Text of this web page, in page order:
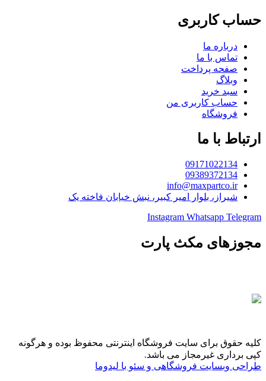
حساب کاربری
درباره ما
تماس با ما
صفحه پرداخت
وبلاگ
سبد خرید
حساب کاربری من
فروشگاه
ارتباط با ما
09171022134
09389372134
info@maxpartco.ir
شیراز، بلوار امیر کبیر، نبش خیابان فاخته یک
Instagram Whatsapp Telegram
مجوزهای مکث پارت
کلیه حقوق برای سایت فروشگاه اینترنتی محفوظ بوده و هرگونه
کپی برداری غیرمجاز می باشد.
طراحی وبسایت فروشگاهی و سئو با لیدوما